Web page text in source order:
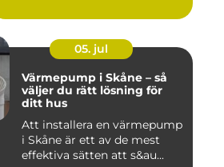
05. jul
Värmepump i Skåne – så
väljer du rätt lösning för
ditt hus
Att installera en värmepump
i Skåne är ett av de mest
effektiva sätten att s&au...